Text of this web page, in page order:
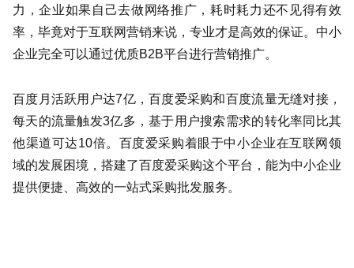
力，企业如果自己去做网络推广，耗时耗力还不见得有效
率，毕竟对于互联网营销来说，专业才是高效的保证。中小
企业完全可以通过优质B2B平台进行营销推广。
百度月活跃用户达7亿，百度爱采购和百度流量无缝对接，
每天的流量触发3亿多，基于用户搜索需求的转化率同比其
他渠道可达10倍。百度爱采购着眼于中小企业在互联网领
域的发展困境，搭建了百度爱采购这个平台，能为中小企业
提供便捷、高效的一站式采购批发服务。